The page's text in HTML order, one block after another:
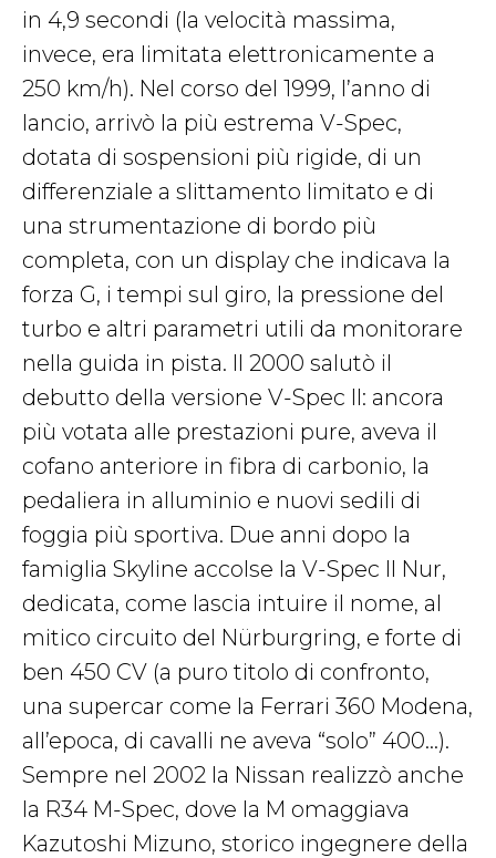
in 4,9 secondi (la velocità massima,
invece, era limitata elettronicamente a
250 km/h). Nel corso del 1999, l’anno di
lancio, arrivò la più estrema V-Spec,
dotata di sospensioni più rigide, di un
differenziale a slittamento limitato e di
una strumentazione di bordo più
completa, con un display che indicava la
forza G, i tempi sul giro, la pressione del
turbo e altri parametri utili da monitorare
nella guida in pista. Il 2000 salutò il
debutto della versione V-Spec II: ancora
più votata alle prestazioni pure, aveva il
cofano anteriore in fibra di carbonio, la
pedaliera in alluminio e nuovi sedili di
foggia più sportiva. Due anni dopo la
famiglia Skyline accolse la V-Spec II Nur,
dedicata, come lascia intuire il nome, al
mitico circuito del Nürburgring, e forte di
ben 450 CV (a puro titolo di confronto,
una supercar come la Ferrari 360 Modena,
all’epoca, di cavalli ne aveva “solo” 400…).
Sempre nel 2002 la Nissan realizzò anche
la R34 M-Spec, dove la M omaggiava
Kazutoshi Mizuno, storico ingegnere della